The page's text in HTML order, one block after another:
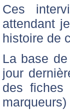
Ces
attendant
histoire de
La base
jour
des fiches